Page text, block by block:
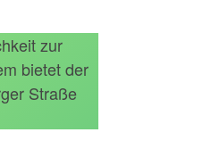
zur
bietet der
Straße